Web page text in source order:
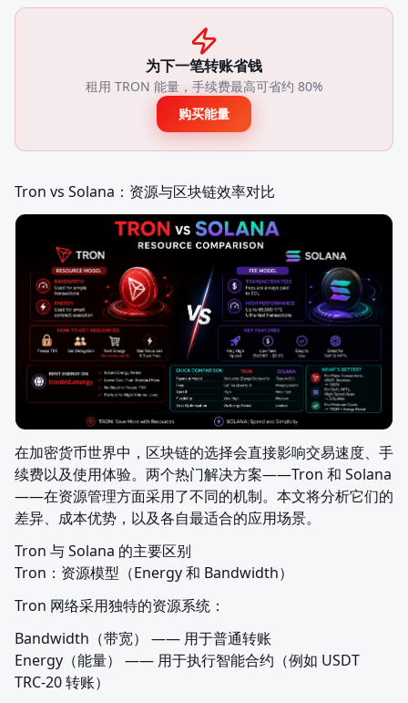
为下一笔转账省钱
租用 TRON 能量，手续费最高可省约 80%
购买能量
Tron vs Solana：资源与区块链效率对比
在加密货币世界中，区块链的选择会直接影响交易速度、手
续费以及使用体验。两个热门解决方案——Tron 和 Solana
——在资源管理方面采用了不同的机制。本文将分析它们的
差异、成本优势，以及各自最适合的应用场景。
Tron 与 Solana 的主要区别
Tron：资源模型（Energy 和 Bandwidth）
Tron 网络采用独特的资源系统：
Bandwidth（带宽） —— 用于普通转账
Energy（能量） —— 用于执行智能合约（例如 USDT
TRC-20 转账）